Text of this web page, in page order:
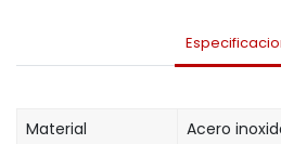
Material
Acero